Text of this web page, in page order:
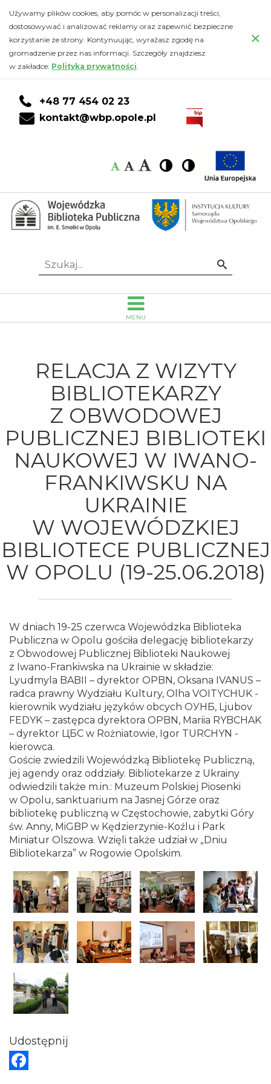
Relacja
z
wizyty
bibliotekarzy
Publicznej
Biblioteki
Naukowej
Iwano-
Frankiwsku
Ukrainie
Wojewódzkiej
Bibliotece
Publicznej
Opolu
(19-
25.06.2018)
Wojewódzka
Biblioteka
Publiczna
im.
Emanuela
Smołki
w
Opolu
do
głównej
treści
DO
KONTA
CZYTELNIKA
DO
WYSZUKIWARKI
do
stopki
Używamy plików cookies, aby pomóc w personalizacji treści,
dostosowywać i analizować reklamy oraz zapewnić bezpieczne
korzystanie ze strony. Kontynuując, wyrażasz zgodę na
gromadzenie przez nas informacji. Szczegóły znajdziesz
w zakładce: Polityka prywatności.
×
+48 77 454 02 23
kontakt@wbp.opole.pl
Czcionka:
Czcionka
Czcionka
Czcionka
Wysoki
kontrast
Wysoki
kontrast
Idź
Szukaj...
MENU
RELACJA Z WIZYTY
BIBLIOTEKARZY
Z OBWODOWEJ
PUBLICZNEJ BIBLIOTEKI
NAUKOWEJ W IWANO-
FRANKIWSKU NA
UKRAINIE
W WOJEWÓDZKIEJ
BIBLIOTECE PUBLICZNEJ
W OPOLU (19-25.06.2018)
W dniach 19-25 czerwca Wojewódzka Biblioteka
Publiczna w Opolu gościła delegację bibliotekarzy
z Obwodowej Publicznej Biblioteki Naukowej
z Iwano-Frankiwska na Ukrainie w składzie:
Lyudmyla BABII – dyrektor OPBN, Oksana IVANUS –
radca prawny Wydziału Kultury, Olha VOITYCHUK -
kierownik wydziału języków obcych ОУНБ, Ljubov
FEDYK – zastępca dyrektora OPBN, Mariia RYBCHAK
– dyrektor ЦБС w Rożniatowie, Igor TURCHYN -
kierowca.
Goście zwiedzili Wojewódzką Bibliotekę Publiczną,
jej agendy oraz oddziały. Bibliotekarze z Ukrainy
odwiedzili także m.in.: Muzeum Polskiej Piosenki
w Opolu, sanktuarium na Jasnej Górze oraz
bibliotekę publiczną w Częstochowie, zabytki Góry
św. Anny, MiGBP w Kędzierzynie-Koźlu i Park
Miniatur Olszowa. Wzięli także udział w „Dniu
Bibliotekarza” w Rogowie Opolskim.
Udostępnij